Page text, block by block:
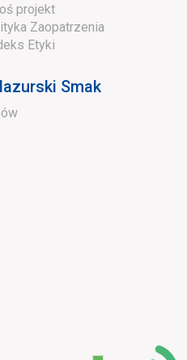
projekt
Zaopatrzenia
Etyki
Smak